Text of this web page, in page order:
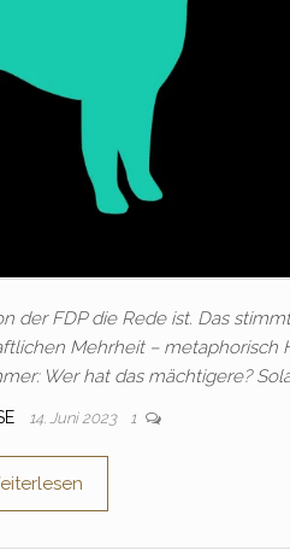
der FDP die Rede ist. Das
Mehrheit – metaphorisch
Wer hat das mächtigere?
14. Juni 2023 1